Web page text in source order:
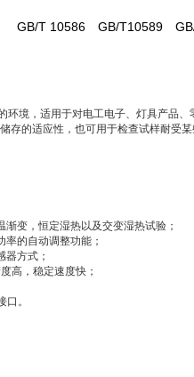
GB/T 10586 GB/T10589
，适用于对电工电子、灯具产品、
存的适应性，也可用于检查试样耐受某
变，恒定湿热以及交变湿热试验；
的自动调整功能；
器方式；
高，稳定速度快；
。